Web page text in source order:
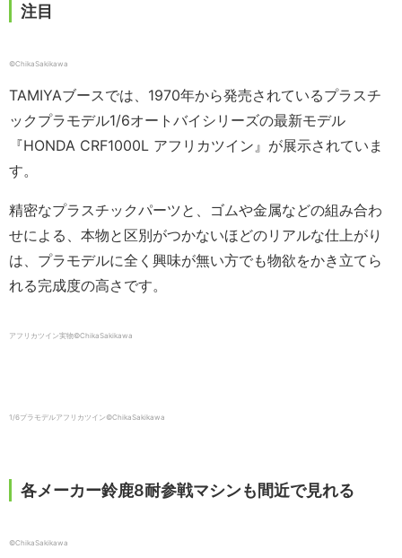
注目
©ChikaSakikawa
TAMIYAブースでは、1970年から発売されているプラスチ
ックプラモデル1/6オートバイシリーズの最新モデル
『HONDA CRF1000L アフリカツイン』が展示されていま
す。
精密なプラスチックパーツと、ゴムや金属などの組み合わ
せによる、本物と区別がつかないほどのリアルな仕上がり
は、プラモデルに全く興味が無い方でも物欲をかき立てら
れる完成度の高さです。
アフリカツイン実物©ChikaSakikawa
1/6プラモデルアフリカツイン©ChikaSakikawa
各メーカー鈴鹿8耐参戦マシンも間近で見れる
©ChikaSakikawa